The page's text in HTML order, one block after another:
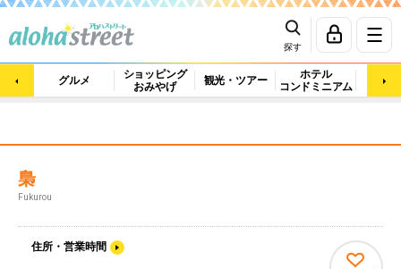
探す
グルメ
ショッピング
おみやげ
観光・ツアー
ホテル
コンドミニアム
マッ
梟
Fukurou
住所・営業時間